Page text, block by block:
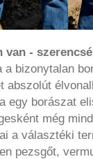
van -
bizonytalan
borászat
még
a választéki
pezsgőt,